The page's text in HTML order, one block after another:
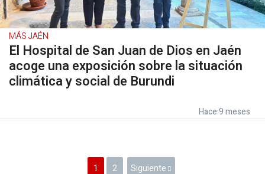
MÁS JAÉN
El Hospital de San Juan de Dios en Jaén
acoge una exposición sobre la situación
climática y social de Burundi
Hace 9 meses
1 2 Siguiente